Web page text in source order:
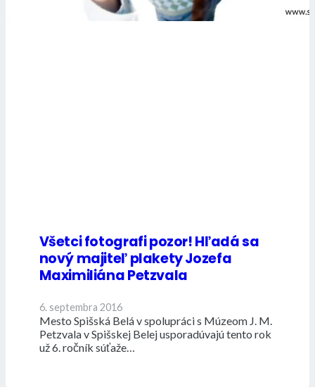
Všetci fotografi pozor! Hľadá sa
nový majiteľ plakety Jozefa
Maximiliána Petzvala
6. septembra 2016
Mesto Spišská Belá v spolupráci s Múzeom J. M.
Petzvala v Spišskej Belej usporadúvajú tento rok
už 6. ročník súťaže…